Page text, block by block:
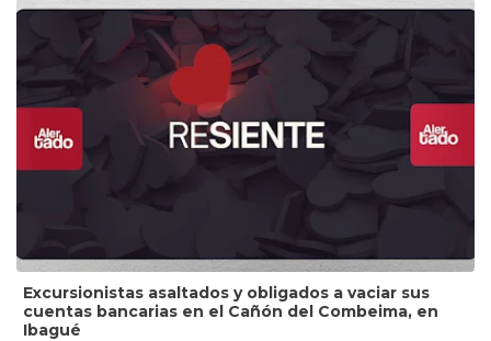
Excursionistas asaltados y obligados a vaciar sus
cuentas bancarias en el Cañón del Combeima, en
Ibagué